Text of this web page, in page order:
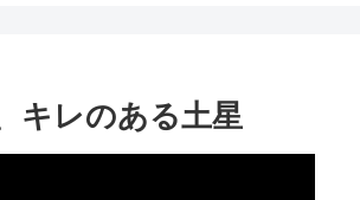
キレのある土星